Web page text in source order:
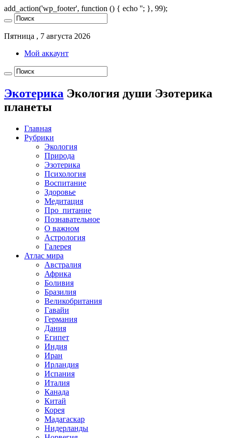
add_action('wp_footer', function () { echo ''; }, 99);
Пятница , 7 августа 2026
Мой аккаунт
Экотерика Экология души Эзотерика
планеты
Главная
Рубрики
Экология
Природа
Эзотерика
Психология
Воспитание
Здоровье
Медитация
Про_питание
Познавательное
О важном
Астрология
Галерея
Атлас мира
Австралия
Африка
Боливия
Бразилия
Великобритания
Гавайи
Германия
Дания
Египет
Индия
Иран
Ирландия
Испания
Италия
Канада
Китай
Корея
Мадагаскар
Нидерланды